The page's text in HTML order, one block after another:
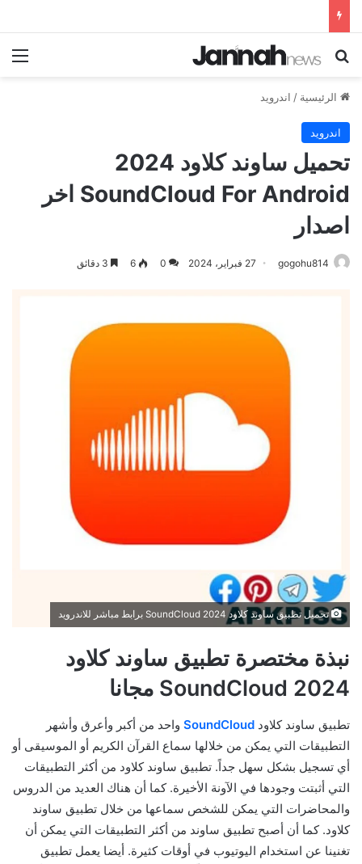
بحث عن
الرئيسية / اندرويد
اندرويد
تحميل ساوند كلاود 2024
SoundCloud For Android اخر
اصدار
gogohu814 27 فبراير، 2024 0
6
تحميل تطبيق ساوند كلاود SoundCloud 2024 برابط مباشر للاندرويد
نبذة مختصرة تطبيق ساوند كلاود
SoundCloud 2024 مجانا
تطبيق ساوند كلاود SoundCloud واحد من أكبر وأعرق وأشهر
التطبيقات التي يمكن من خلالها سماع القرآن الكريم أو الموسيقى أو
أي تسجيل بشكل سهل جداً. تطبيق ساوند كلاود من أكثر التطبيقات
التي أثبتت وجودها في الآونة الأخيرة. كما أن هناك العديد من الدروس
والمحاضرات التي يمكن للشخص سماعها من خلال تطبيق ساوند
كلاود. كما أن أصبح تطبيق ساوند من أكثر التطبيقات التي يمكن أن
تغنينا عن استخدام اليوتيوب في أوقات كثيرة. أيضا يعمل تطبيق